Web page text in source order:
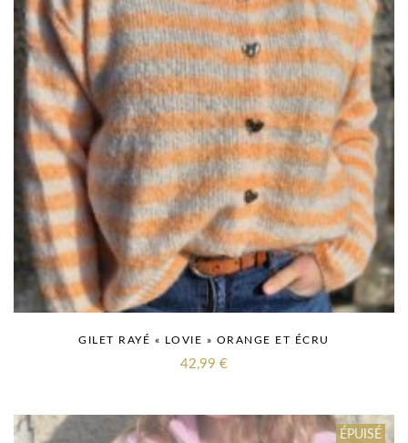
GILET RAYÉ « LOVIE » ORANGE ET ÉCRU
42,99 €
ÉPUISÉ